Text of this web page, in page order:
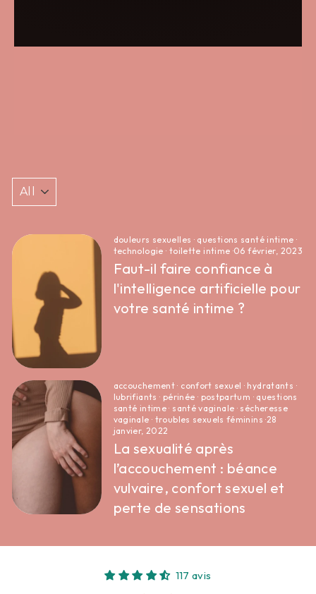
douleurs sexuelles · questions santé intime ·
technologie · toilette intime ·06 février, 2023
Faut-il faire confiance à
l'intelligence artificielle pour
votre santé intime ?
accouchement · confort sexuel · hydratants ·
lubrifiants · périnée · postpartum · questions
santé intime · santé vaginale · sécheresse
vaginale · troubles sexuels féminins ·28
janvier, 2022
La sexualité après
l’accouchement : béance
vulvaire, confort sexuel et
perte de sensations
117 avis